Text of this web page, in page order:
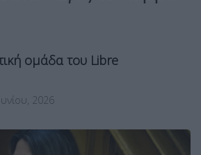
ομάδα του Libre
2026